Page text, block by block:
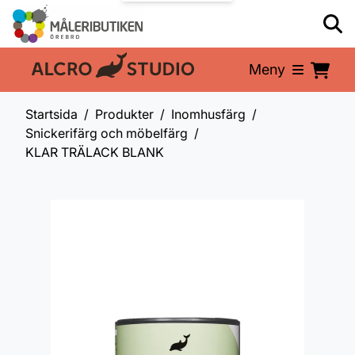
En del av: Meny
Startsida Produkter
Inomhusfärg
Snickerifärg och möbelfärg
KLAR TRÄLACK BLANK